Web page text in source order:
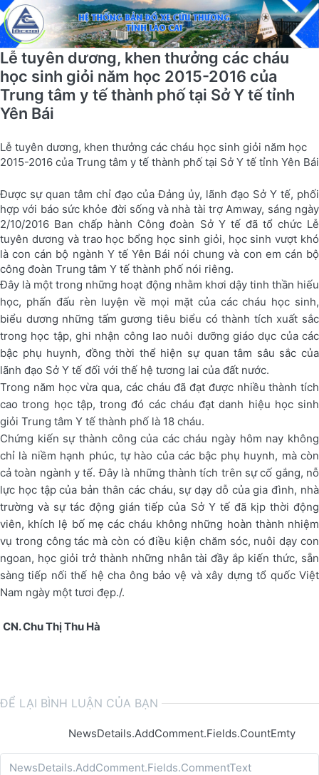
Lễ tuyên dương, khen thưởng các cháu
học sinh giỏi năm học 2015-2016 của
Trung tâm y tế thành phố tại Sở Y tế tỉnh
Yên Bái
Lễ tuyên dương, khen thưởng các cháu học sinh giỏi năm học
2015-2016 của Trung tâm y tế thành phố tại Sở Y tế tỉnh Yên Bái
Được sự quan tâm chỉ đạo của Đảng ủy, lãnh đạo Sở Y tế, phối
hợp với báo sức khỏe đời sống và nhà tài trợ Amway, sáng ngày
2/10/2016 Ban chấp hành Công đoàn Sở Y tế đã tổ chức Lễ
tuyên dương và trao học bổng học sinh giỏi, học sinh vượt khó
là con cán bộ ngành Y tế Yên Bái nói chung và con em cán bộ
công đoàn Trung tâm Y tế thành phố nói riêng.
Đây là một trong những hoạt động nhằm khơi dậy tinh thần hiếu
học, phấn đấu rèn luyện về mọi mặt của các cháu học sinh,
biểu dương những tấm gương tiêu biểu có thành tích xuất sắc
trong học tập, ghi nhận công lao nuôi dưỡng giáo dục của các
bậc phụ huynh, đồng thời thể hiện sự quan tâm sâu sắc của
lãnh đạo Sở Y tế đối với thế hệ tương lai của đất nước.
Trong năm học vừa qua, các cháu đã đạt được nhiều thành tích
cao trong học tập, trong đó các cháu đạt danh hiệu học sinh
giỏi Trung tâm Y tế thành phố là 18 cháu.
Chứng kiến sự thành công của các cháu ngày hôm nay không
chỉ là niềm hạnh phúc, tự hào của các bậc phụ huynh, mà còn
cả toàn ngành y tế. Đây là những thành tích trên sự cố gắng, nỗ
lực học tập của bản thân các cháu, sự dạy dỗ của gia đình, nhà
trường và sự tác động gián tiếp của Sở Y tế đã kịp thời động
viên, khích lệ bố mẹ các cháu không những hoàn thành nhiệm
vụ trong công tác mà còn có điều kiện chăm sóc, nuôi dạy con
ngoan, học giỏi trở thành những nhân tài đầy ắp kiến thức, sẵn
sàng tiếp nối thế hệ cha ông bảo vệ và xây dựng tổ quốc Việt
Nam ngày một tươi đẹp./.
CN. Chu Thị Thu Hà
ĐỂ LẠI BÌNH LUẬN CỦA BẠN
NewsDetails.AddComment.Fields.CountEmty